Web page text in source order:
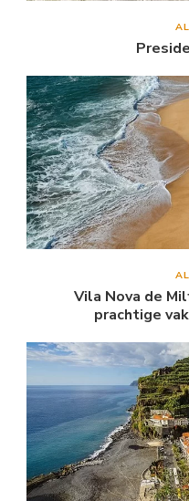
Vila Nova de
prachtige